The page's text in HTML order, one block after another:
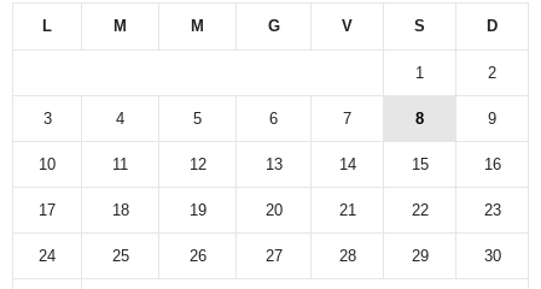
L M M G V S D
1 2
3 4 5 6 7 8 9
10 11 12 13 14 15 16
17 18 19 20 21 22 23
24 25 26 27 28 29 30